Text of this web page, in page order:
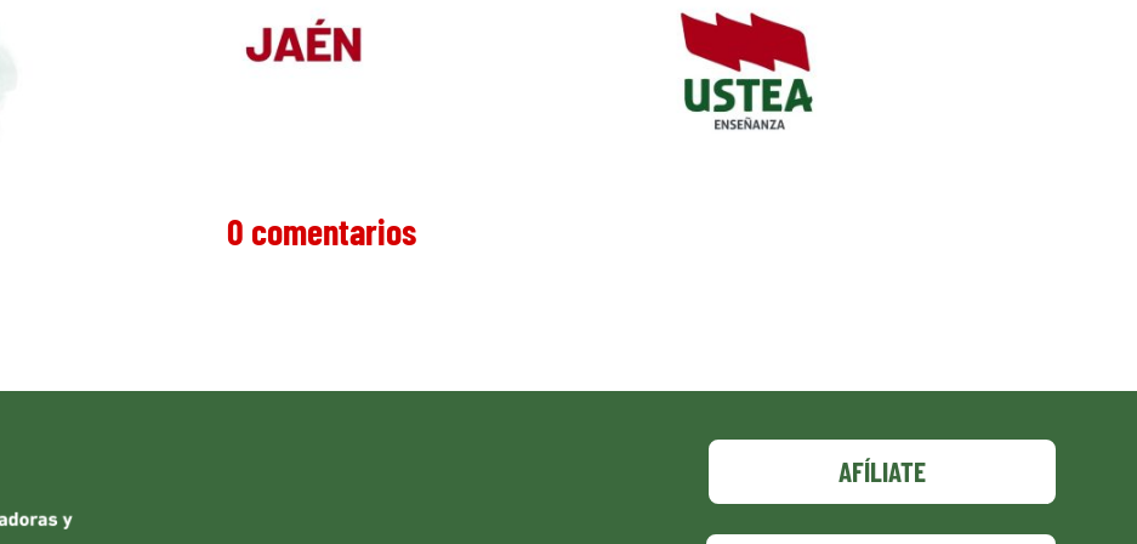
0 comentarios
AFÍLIATE